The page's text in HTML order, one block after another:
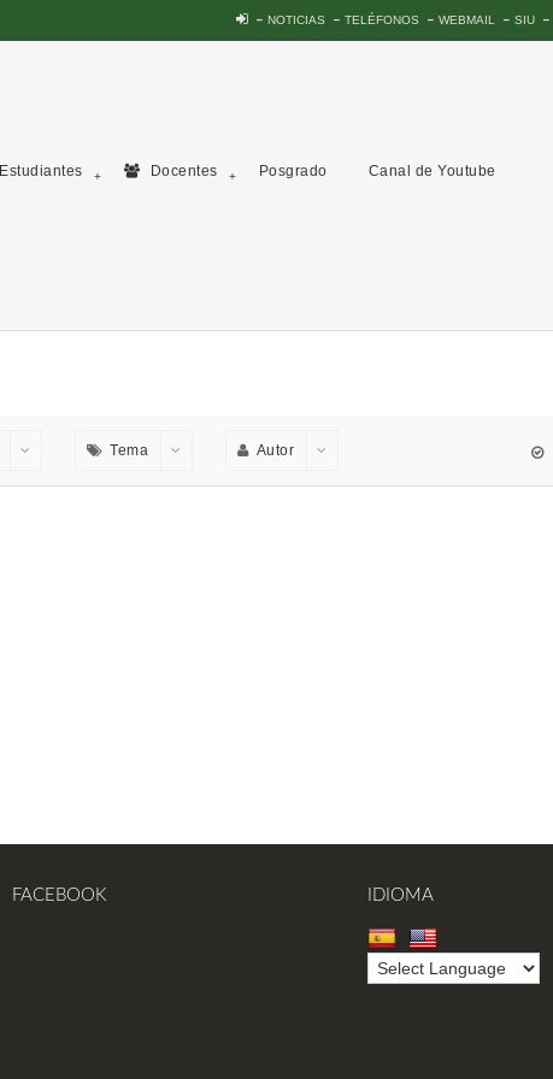
NOTICIAS TELÉFONOS WEBMAIL SIU
Estudiantes Docentes Posgrado Canal de Youtube
Tema Autor
FACEBOOK IDIOMA